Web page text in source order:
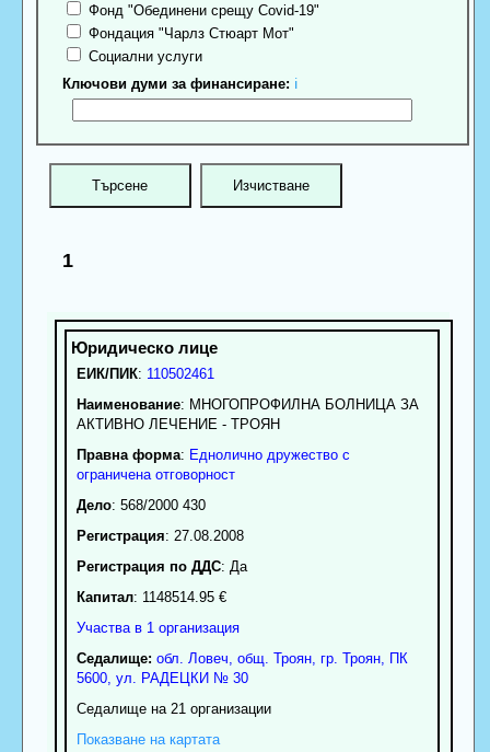
Фонд "Обединени срещу Covid-19"
Фондация "Чарлз Стюарт Мот"
Социални услуги
Ключови думи за финансиране: ℹ
1
ЕИК/ПИК: 110502461
Наименование: МНОГОПРОФИЛНА БОЛНИЦА ЗА
АКТИВНО ЛЕЧЕНИЕ - ТРОЯН
Правна форма: Еднолично дружество с
ограничена отговорност
Дело: 568/2000 430
Регистрация: 27.08.2008
Регистрация по ДДС: Да
Капитал: 1148514.95 €
Участва в 1 организация
Седалище: обл. Ловеч общ. Троян, гр. Троян, ПК
5600, ул. РАДЕЦКИ № 30
Седалище на 21 организации
Показване на картата